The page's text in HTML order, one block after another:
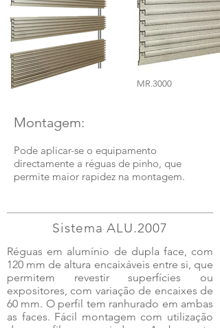
MR.3000
Montagem:
Pode aplicar-se o equipamento
directamente a réguas de pinho, que
permite maior rapidez na montagem.
Sistema ALU.2007
Réguas em alumínio de dupla face, com
120 mm de altura encaixáveis entre si, que
permitem revestir superfícies ou
expositores, com variação de encaixes de
60 mm. O perfil tem ranhurado em ambas
as faces. Fácil montagem com utilização